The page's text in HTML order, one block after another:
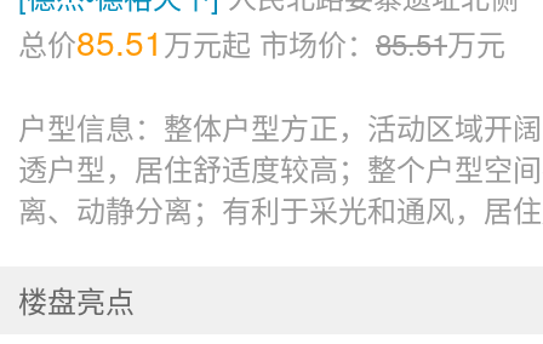
总价85.51 万元起 市场价： 85.51万元
户型信息：整体户型方正，活动区域开
透户型，居住舒适度较高；整个户型空
离、动静分离；有利于采光和通风，居
楼盘亮点